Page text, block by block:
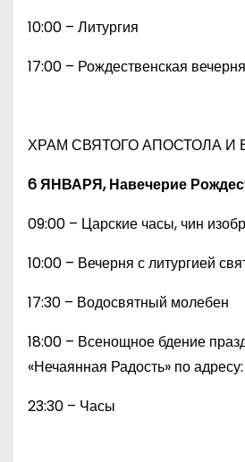
10:00 – Литургия
17:00 – Рождественская вечерня
ХРАМ СВЯТОГО АПОСТОЛА И
6 ЯНВАРЯ, Навечерие
09:00 – Царские часы, чин
10:00 – Вечерня с литургией
17:30 – Водосвятный молебен
18:00 – Всенощное бдение
«Нечаянная Радость» по
23:30 – Часы